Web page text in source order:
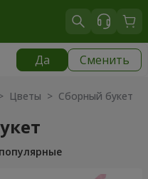
Да Сменить
Цветы > Сборный букет
популярные